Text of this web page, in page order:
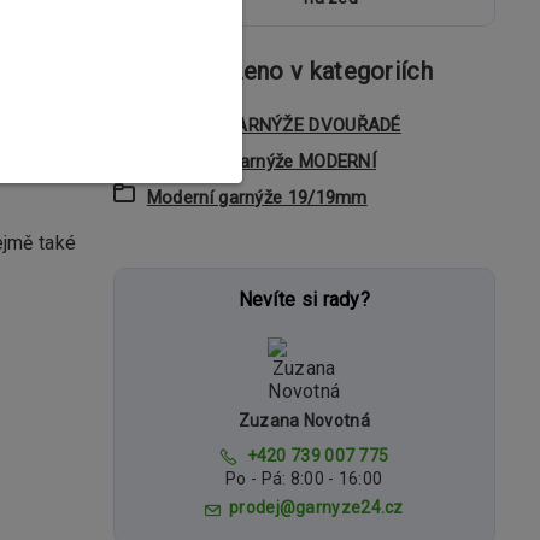
také
Zboží zařazeno v kategoriích
KOVOVÉ GARNÝŽE DVOUŘADÉ
Dvouřadé garnýže MODERNÍ
Moderní garnýže 19/19mm
Nevíte si rady?
Zuzana Novotná
+420 739 007 775
Po - Pá: 8:00 - 16:00
prodej@garnyze24.cz